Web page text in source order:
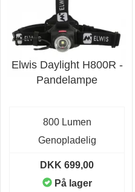
Elwis Daylight H800R -
Pandelampe
800 Lumen
Genopladelig
DKK 699,00
På lager